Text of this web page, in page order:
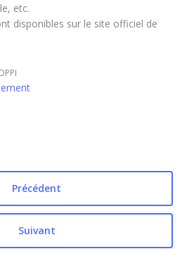
etc.
disponibles sur le site officiel de
Précédent
Suivant